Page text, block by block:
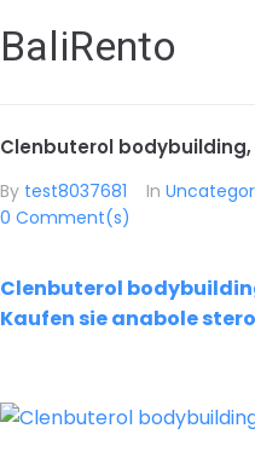
BaliRento
Clenbuterol
By test8037681 In
0 Comment(s)
Clenbuterol
Kaufen sie anabole